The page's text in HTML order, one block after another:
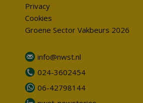
Privacy
Cookies
Groene Sector Vakbeurs 2026
info@nwst.nl
024-3602454
06-42798144